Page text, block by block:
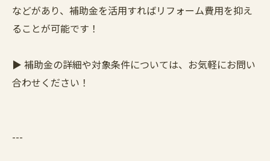
などがあり、補助金を活用すればリフォーム費用を抑え
ることが可能です！
▶ 補助金の詳細や対象条件については、お気軽にお問い
合わせください！
---